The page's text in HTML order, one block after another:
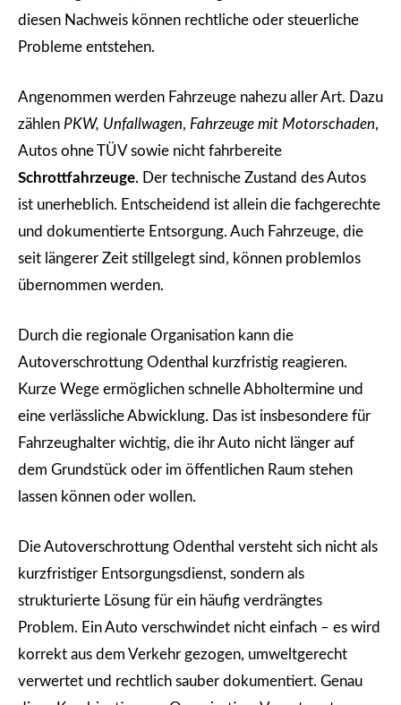
diesen Nachweis können rechtliche oder steuerliche
Probleme entstehen.
Angenommen werden Fahrzeuge nahezu aller Art. Dazu
zählen PKW, Unfallwagen, Fahrzeuge mit Motorschaden,
Autos ohne TÜV sowie nicht fahrbereite
Schrottfahrzeuge. Der technische Zustand des Autos
ist unerheblich. Entscheidend ist allein die fachgerechte
und dokumentierte Entsorgung. Auch Fahrzeuge, die
seit längerer Zeit stillgelegt sind, können problemlos
übernommen werden.
Durch die regionale Organisation kann die
Autoverschrottung Odenthal kurzfristig reagieren.
Kurze Wege ermöglichen schnelle Abholtermine und
eine verlässliche Abwicklung. Das ist insbesondere für
Fahrzeughalter wichtig, die ihr Auto nicht länger auf
dem Grundstück oder im öffentlichen Raum stehen
lassen können oder wollen.
Die Autoverschrottung Odenthal versteht sich nicht als
kurzfristiger Entsorgungsdienst, sondern als
strukturierte Lösung für ein häufig verdrängtes
Problem. Ein Auto verschwindet nicht einfach – es wird
korrekt aus dem Verkehr gezogen, umweltgerecht
verwertet und rechtlich sauber dokumentiert. Genau